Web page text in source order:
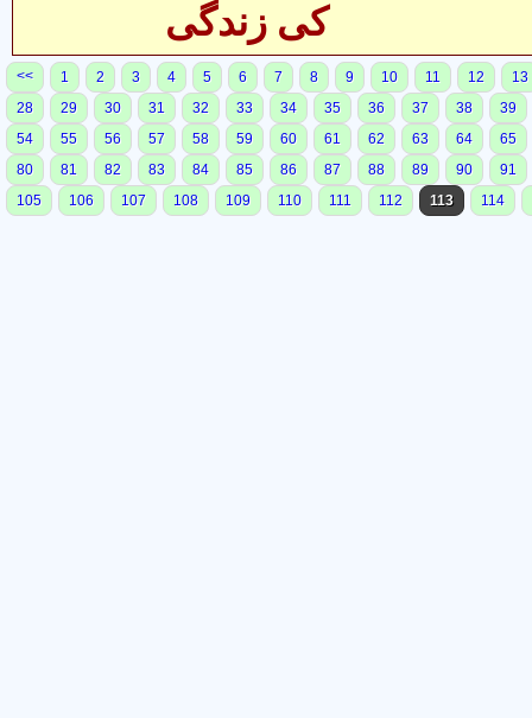
کی زندگی
<< 1 2 3 4 5 6 7 8 9 10 11 12
13
28
29 30 31 32 33 34 35 36 37 38
39
54
55 56 57 58 59 60 61 62 63 64
65
80
81 82 83 84 85 86 87 88 89 90
91
105
106 107 108 109 110 111 112 113 114